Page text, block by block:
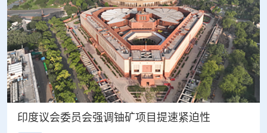
印度议会委员会强调铀矿项目提速紧迫性